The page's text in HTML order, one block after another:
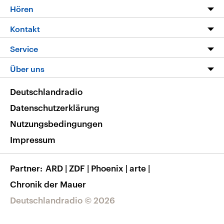
Programm
Die Nachrichten
Nachrichtenleicht
Neue Beiträge auf dlf.de
Hören
Livestream
Podcasts
Deutschlandfunk App
Nachrichten App
Frequenzen
Kontakt
Hörerservice
Service
FAQ
Veranstaltungen
Musikliste
RSS
Über uns
Barrierefreiheit
Deutschlandradio © 2026
Deutschlandradio
Datenschutzerklärung
Nutzungsbedingungen
Impressum
Partner ARD | ZDF | Phoenix | arte |
Chronik der Mauer